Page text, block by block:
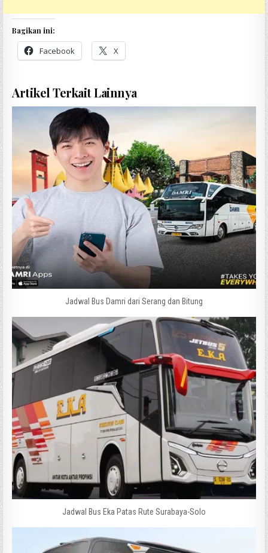
Bagikan ini:
Facebook X
Artikel Terkait Lainnya
Jadwal Bus Damri dari Serang dan Bitung
Jadwal Bus Eka Patas Rute Surabaya-Solo